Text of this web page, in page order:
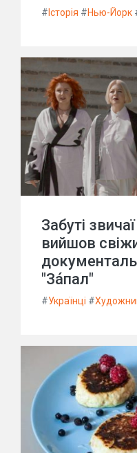
# Історія #Нью-Йорк
Забуті
вийшов
"Зáпал"
#Українці #